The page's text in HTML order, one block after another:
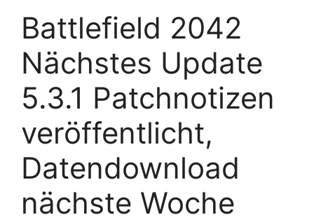
Battlefield 2042
Nächstes Update
5.3.1 Patchnotizen
veröffentlicht,
Datendownload
nächste Woche